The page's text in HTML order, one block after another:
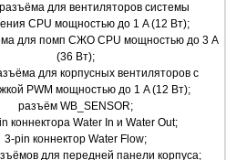
для вентиляторов системы
CPU мощностью до 1 A (12 Вт);
для помп СЖО CPU мощностью до 3 A
(36 Вт);
для корпусных вентиляторов с
PWM мощностью до 1 A (12 Вт);
разъём WB_SENSOR;
коннектора Water In и Water Out;
3-pin коннектор Water Flow;
для передней панели корпуса;